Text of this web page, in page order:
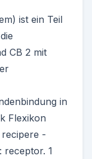
ist ein Teil
CB 2 mit
in
Flexikon
-
receptor. 1